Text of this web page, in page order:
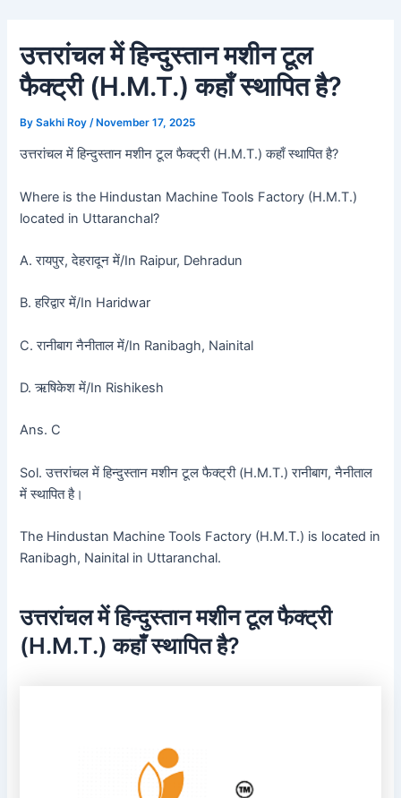
content
उत्तरांचल में हिन्दुस्तान मशीन टूल
फैक्ट्री (H.M.T.) कहाँ स्थापित है?
BySakhi Roy /November 17, 2025
उत्तरांचल में हिन्दुस्तान मशीन टूल फैक्ट्री (H.M.T.) कहाँ स्थापित है?
Where is the Hindustan Machine Tools Factory (H.M.T.)
located in Uttaranchal?
A. रायपुर, देहरादून में/In Raipur, Dehradun
B. हरिद्वार में/In Haridwar
C. रानीबाग नैनीताल में/In Ranibagh, Nainital
D. ऋषिकेश में/In Rishikesh
Ans. C
Sol. उत्तरांचल में हिन्दुस्तान मशीन टूल फैक्ट्री (H.M.T.) रानीबाग, नैनीताल
में स्थापित है।
The Hindustan Machine Tools Factory (H.M.T.) is located in
Ranibagh, Nainital in Uttaranchal.
उत्तरांचल में हिन्दुस्तान मशीन टूल फैक्ट्री
(H.M.T.) कहाँ स्थापित है?